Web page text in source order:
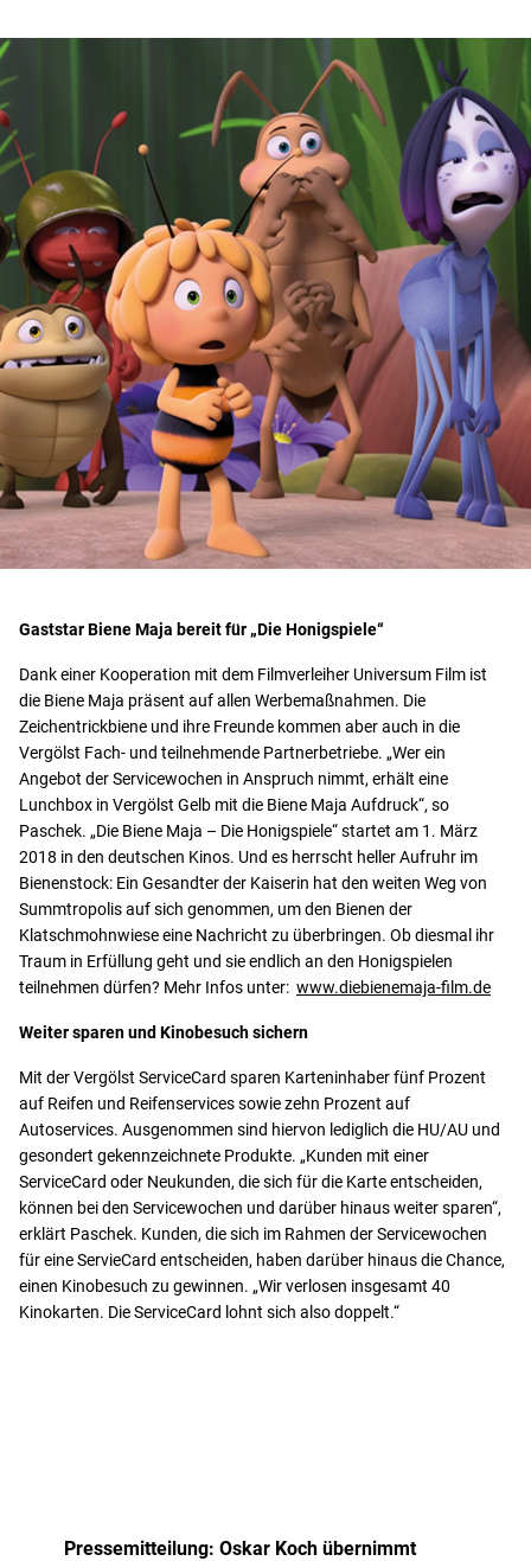
Gaststar Biene Maja bereit für „Die Honigspiele“
Dank einer Kooperation mit dem Filmverleiher Universum Film ist
die Biene Maja präsent auf allen Werbemaßnahmen. Die
Zeichentrickbiene und ihre Freunde kommen aber auch in die
Vergölst Fach- und teilnehmende Partnerbetriebe. „Wer ein
Angebot der Servicewochen in Anspruch nimmt, erhält eine
Lunchbox in Vergölst Gelb mit die Biene Maja Aufdruck“, so
Paschek. „Die Biene Maja – Die Honigspiele“ startet am 1. März
2018 in den deutschen Kinos. Und es herrscht heller Aufruhr im
Bienenstock: Ein Gesandter der Kaiserin hat den weiten Weg von
Summtropolis auf sich genommen, um den Bienen der
Klatschmohnwiese eine Nachricht zu überbringen. Ob diesmal ihr
Traum in Erfüllung geht und sie endlich an den Honigspielen
teilnehmen dürfen? Mehr Infos unter: www.diebienemaja-film.de
Weiter sparen und Kinobesuch sichern
Mit der Vergölst ServiceCard sparen Karteninhaber fünf Prozent
auf Reifen und Reifenservices sowie zehn Prozent auf
Autoservices. Ausgenommen sind hiervon lediglich die HU/AU und
gesondert gekennzeichnete Produkte. „Kunden mit einer
ServiceCard oder Neukunden, die sich für die Karte entscheiden,
können bei den Servicewochen und darüber hinaus weiter sparen“,
erklärt Paschek. Kunden, die sich im Rahmen der Servicewochen
für eine ServieCard entscheiden, haben darüber hinaus die Chance,
einen Kinobesuch zu gewinnen. „Wir verlosen insgesamt 40
Kinokarten. Die ServiceCard lohnt sich also doppelt.“
Pressemitteilung: Oskar Koch übernimmt